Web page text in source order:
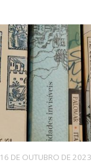
16 DE OUTUBRO DE 2023